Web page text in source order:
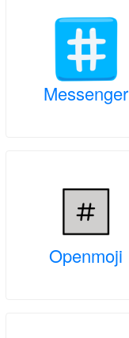
Messenger
Openmoji